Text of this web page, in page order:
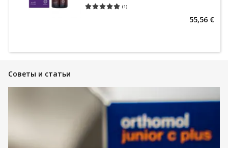
(1)
Средняя оценка 5.00
55,56 €
Советы и статьи